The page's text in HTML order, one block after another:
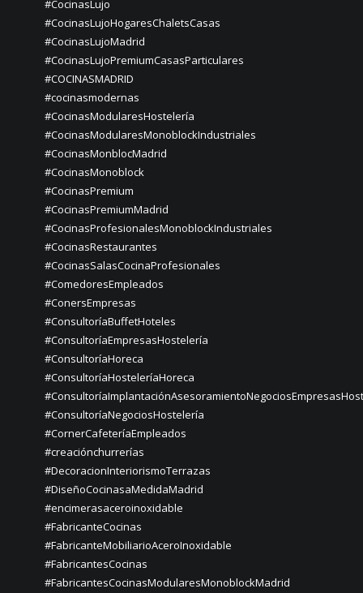
#CocinasLujo
#CocinasLujoHogaresChaletsCasas
#CocinasLujoMadrid
#CocinasLujoPremiumCasasParticulares
#COCINASMADRID
#cocinasmodernas
#CocinasModularesHostelería
#CocinasModularesMonoblockIndustriales
#CocinasMonblocMadrid
#CocinasMonoblock
#CocinasPremium
#CocinasPremiumMadrid
#CocinasProfesionalesMonoblockIndustriales
#CocinasRestaurantes
#CocinasSalasCocinaProfesionales
#ComedoresEmpleados
#ConersEmpresas
#ConsultoríaBuffetHoteles
#ConsultoríaEmpresasHostelería
#ConsultoríaHoreca
#ConsultoríaHosteleríaHoreca
#ConsultoríaNegociosHostelería
#CornerCafeteríaEmpleados
#creaciónchurrerías
#DecoracionInteriorismoTerrazas
#DiseñoCocinasaMedidaMadrid
#encimerasaceroinoxidable
#FabricanteCocinas
#FabricanteMobiliarioAceroInoxidable
#FabricantesCocinas
#FabricantesCocinasModularesMonoblockMadrid